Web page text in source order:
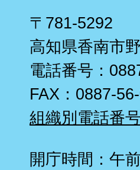
〒781-5292
高知県香南市
電話番号：
FAX：0887-
組織別電話番
開庁時間：午